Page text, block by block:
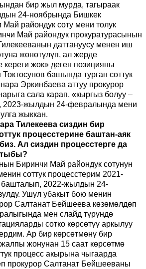
бир жыл мурда, тагыраак
24-ноябрында Бишкек
райондук соту мени толук
Май райондук прокуратурасынын
даттануусу менен иш
жөнөтүлүп, ал жерде
жок» деген позицияны
башында турган соттук
Эркинбаева аттуу прокурор
сала карап, «кыргыз болуу –
2023-жылдын 24-февралында мени
жыккан.
Тилекеева сиздин бир
процесстерине баштан-аяк
Ал сиздин процесстерге да
Биринчи Май райондук сотунун
соттук процесстерим 2021-
2022-жылдын 24-
Ушул убакыт бою менин
Салтанат Бейшеева көзөмөлдөп
мен слайд түрүндө
сотко көрсөтүү аркылуу
Ар бир көрсөтмөнү бир
жонунан 15 саат көрсөтмө
процесс акырына чыгаарда
прокурор Салтанат Бейшееваны